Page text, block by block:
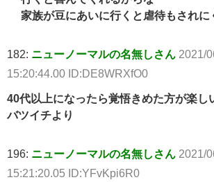
家族が豆にあいに行くと虐待もされに
182: ニューノーマルの名無しさん 2021/
15:20:44.00 ID:DE8WRXfO0
40代以上になったら覚悟きめた方が楽し
バツイチより
196: ニューノーマルの名無しさん 2021/
15:21:20.05 ID:YFvKpi6R0